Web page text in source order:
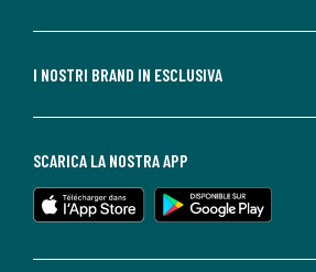
I NOSTRI BRAND IN ESCLUSIVA
SCARICA LA NOSTRA APP